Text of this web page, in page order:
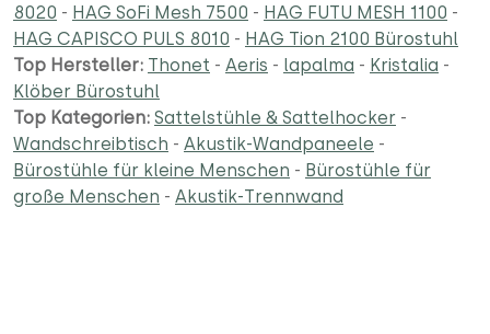
8020 - HAG SoFi Mesh 7500 - HAG FUTU MESH 1100 -
HAG CAPISCO PULS 8010 - HAG Tion 2100 Bürostuhl
Top Hersteller: Thonet - Aeris - lapalma - Kristalia -
Klöber Bürostuhl
Top Kategorien: Sattelstühle & Sattelhocker -
Wandschreibtisch - Akustik-Wandpaneele -
Bürostühle für kleine Menschen - Bürostühle für
große Menschen - Akustik-Trennwand